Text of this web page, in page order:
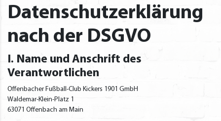
Datenschutzerklärung
nach der DSGVO
I. Name und Anschrift des
Verantwortlichen
Offenbacher Fußball-Club Kickers 1901 GmbH
Waldemar-Klein-Platz 1
63071 Offenbach am Main